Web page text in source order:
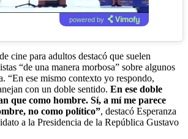
powered by
cine para adultos destacó que suelen
“de una manera morbosa” sobre algunos
“En ese mismo contexto yo respondo,
con un doble sentido. En ese doble
que como hombre. Sí, a mí me parece
no como político”, destacó Esperanza
a la Presidencia de la República Gustavo